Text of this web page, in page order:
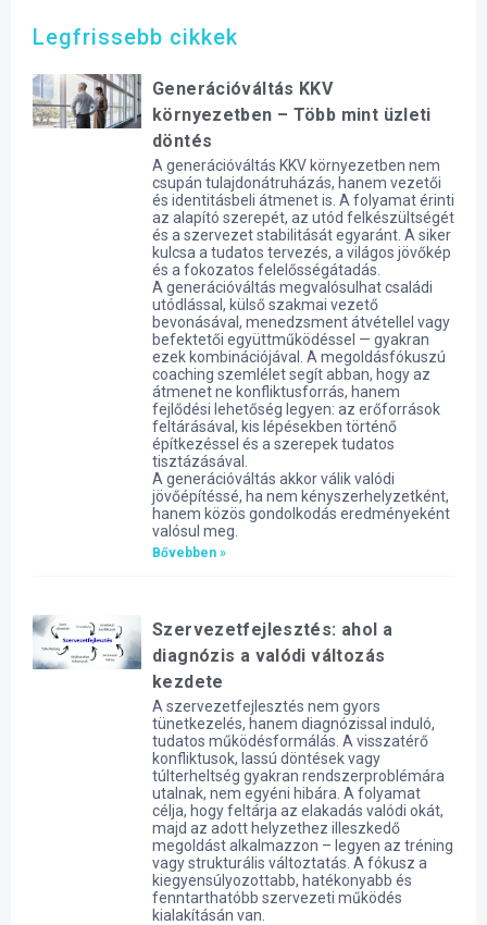
Legfrissebb cikkek
Generációváltás KKV
környezetben – Több mint üzleti
döntés
A generációváltás KKV környezetben nem
csupán tulajdonátruházás, hanem vezetői
és identitásbeli átmenet is. A folyamat érinti
az alapító szerepét, az utód felkészültségét
és a szervezet stabilitását egyaránt. A siker
kulcsa a tudatos tervezés, a világos jövőkép
és a fokozatos felelősségátadás.
A generációváltás megvalósulhat családi
utódlással, külső szakmai vezető
bevonásával, menedzsment átvétellel vagy
befektetői együttműködéssel — gyakran
ezek kombinációjával. A megoldásfókuszú
coaching szemlélet segít abban, hogy az
átmenet ne konfliktusforrás, hanem
fejlődési lehetőség legyen: az erőforrások
feltárásával, kis lépésekben történő
építkezéssel és a szerepek tudatos
tisztázásával.
A generációváltás akkor válik valódi
jövőépítéssé, ha nem kényszerhelyzetként,
hanem közös gondolkodás eredményeként
valósul meg.
Bővebben »
Szervezetfejlesztés: ahol a
diagnózis a valódi változás
kezdete
A szervezetfejlesztés nem gyors
tünetkezelés, hanem diagnózissal induló,
tudatos működésformálás. A visszatérő
konfliktusok, lassú döntések vagy
túlterheltség gyakran rendszerproblémára
utalnak, nem egyéni hibára. A folyamat
célja, hogy feltárja az elakadás valódi okát,
majd az adott helyzethez illeszkedő
megoldást alkalmazzon – legyen az tréning
vagy strukturális változtatás. A fókusz a
kiegyensúlyozottabb, hatékonyabb és
fenntarthatóbb szervezeti működés
kialakításán van.